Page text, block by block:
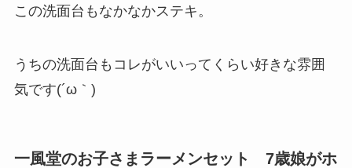
この洗面台もなかなかステキ。
うちの洗面台もコレがいいってくらい好きな雰囲
気です(´ω｀)
一風堂のお子さまラーメンセット 7歳娘がホ